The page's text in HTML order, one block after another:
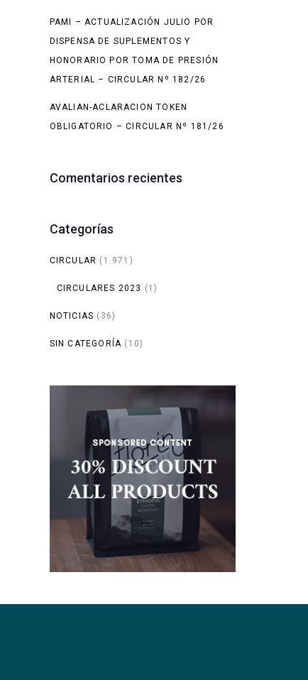
PAMI – ACTUALIZACIÓN JULIO POR
DISPENSA DE SUPLEMENTOS Y
HONORARIO POR TOMA DE PRESIÓN
ARTERIAL – CIRCULAR Nº 182/26
AVALIAN-ACLARACION TOKEN
OBLIGATORIO – CIRCULAR Nº 181/26
Comentarios recientes
Categorías
CIRCULAR (1.971)
CIRCULARES 2023 (1)
NOTICIAS (36)
SIN CATEGORÍA (10)